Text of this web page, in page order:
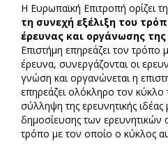
Η Ευρωπαϊκή Επιτροπή ορίζει
τη συνεχή εξέλιξη του
έρευνας και οργάνωσης
Επιστήμη επηρεάζει τον τρόπο
έρευνα, συνεργάζονται οι
γνώση και οργανώνεται η
επηρεάζει ολόκληρο τον κύκλο
σύλληψη της ερευνητικής ιδέας
δημοσίευσης των ερευνητικών
τρόπο με τον οποίο ο κύκλος